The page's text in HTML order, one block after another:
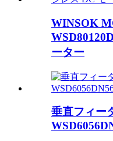
WINSOK
ーター
垂直フィー